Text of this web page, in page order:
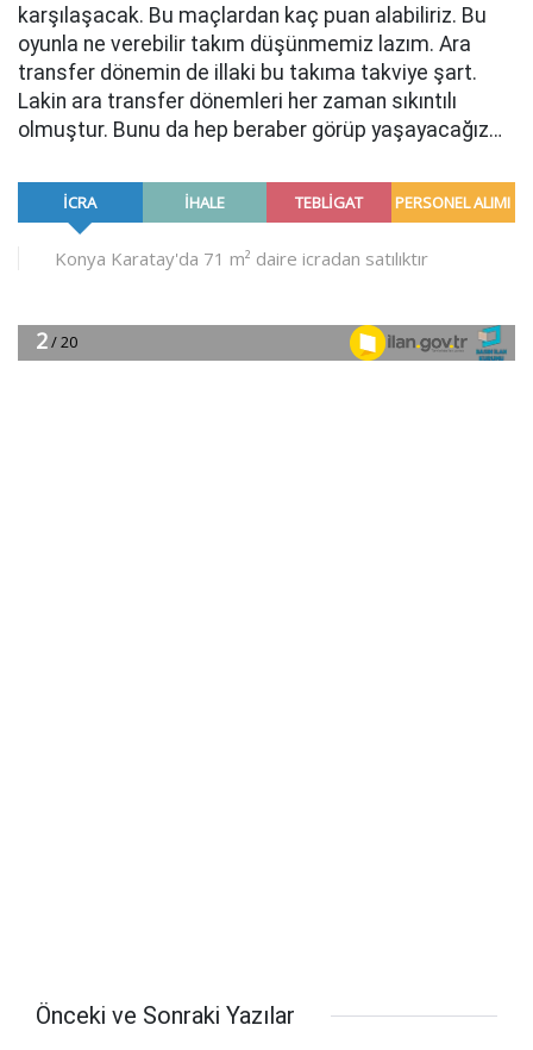
karşılaşacak. Bu maçlardan kaç puan alabiliriz. Bu
oyunla ne verebilir takım düşünmemiz lazım. Ara
transfer dönemin de illaki bu takıma takviye şart.
Lakin ara transfer dönemleri her zaman sıkıntılı
olmuştur. Bunu da hep beraber görüp yaşayacağız…
Önceki ve Sonraki Yazılar